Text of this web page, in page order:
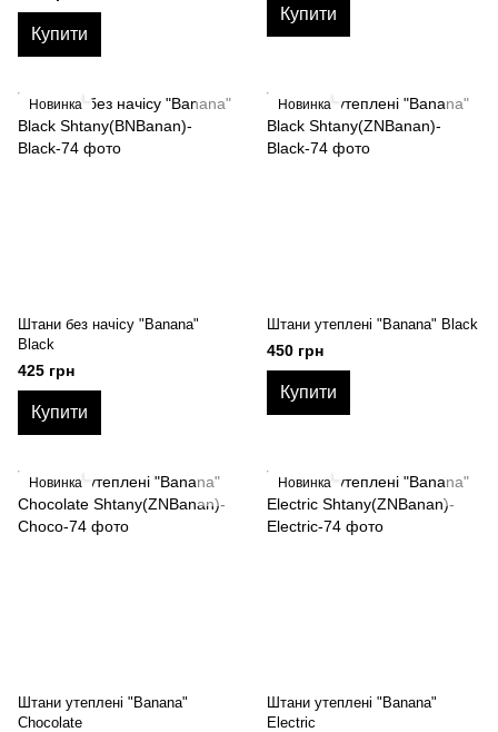
Купити
Купити
Новинка
Штани без начісу "Banana"
Black
425 грн
Купити
Новинка
Штани утеплені "Banana" Black
450 грн
Купити
Новинка
Штани утеплені "Banana"
Chocolate
Новинка
Штани утеплені "Banana"
Electric